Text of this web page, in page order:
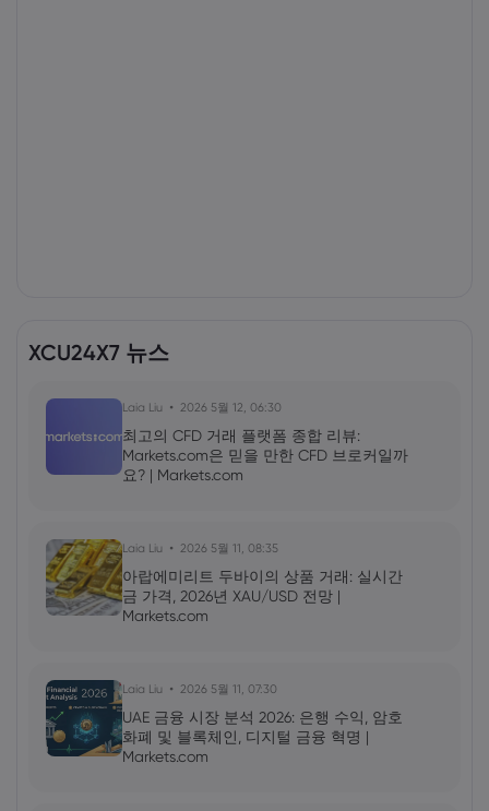
XCU24X7 뉴스
Laia Liu 2026 5월 12, 06:30
최고의 CFD 거래 플랫폼 종합 리뷰:
Markets.com은 믿을 만한 CFD 브로커일까
요? | Markets.com
Laia Liu 2026 5월 11, 08:35
아랍에미리트 두바이의 상품 거래: 실시간
금 가격, 2026년 XAU/USD 전망 |
Markets.com
Laia Liu 2026 5월 11, 07:30
UAE 금융 시장 분석 2026: 은행 수익, 암호
화폐 및 블록체인, 디지털 금융 혁명 |
Markets.com